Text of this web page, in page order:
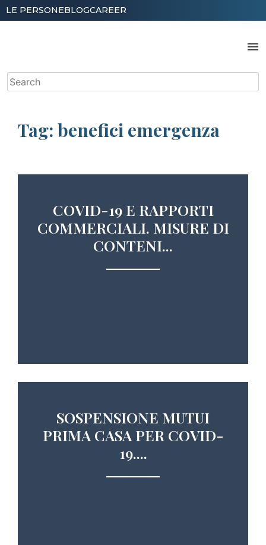
Skip
to
LE PERSONEBLOGCAREER
menu
Search
for:
Tag: benefici emergenza
COVID-19 E RAPPORTI
COMMERCIALI. MISURE DI
CONTENI...
SOSPENSIONE MUTUI
PRIMA CASA PER COVID-
19....